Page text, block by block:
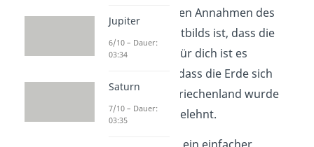
Eine der wesentlichen Annahmen des
geozentrischen Weltbilds ist, dass die
Erde stationär sei. Für dich ist es
selbstverständlich, dass die Erde sich
dreht. Im antiken Griechenland wurde
aber diese Idee abgelehnt.
Jupiter
6/10 – Dauer:
03:34
Saturn
7/10 – Dauer:
03:35